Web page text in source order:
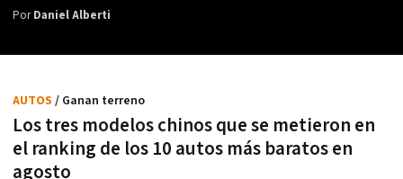
PorDaniel Alberti
Los tres modelos chinos que se metieron en
el ranking de los 10 autos más baratos en
agosto
AUTOS / Ganan terreno